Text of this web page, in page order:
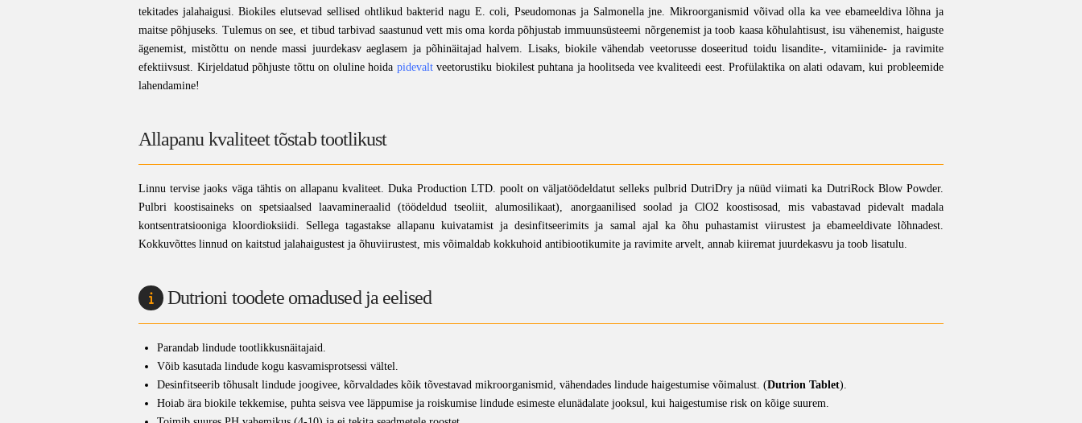
tekitades jalahaigusi. Biokiles elutsevad sellised ohtlikud bakterid nagu E. coli, Pseudomonas ja Salmonella jne. Mikroorganismid võivad olla ka vee ebameeldiva lõhna ja
maitse põhjuseks. Tulemus on see, et tibud tarbivad saastunud vett mis oma korda põhjustab immuunsüsteemi nõrgenemist ja toob kaasa kõhulahtisust, isu vähenemist, haiguste
ägenemist, mistõttu on nende massi juurdekasv aeglasem ja põhinäitajad halvem. Lisaks, biokile vähendab veetorusse doseeritud toidu lisandite-, vitamiinide- ja ravimite
efektiivsust. Kirjeldatud põhjuste tõttu on oluline hoida pidevaltveetorustiku biokilest puhtana ja hoolitseda vee kvaliteedi eest. Profülaktika on alati odavam, kui probleemide
lahendamine!
Allapanu kvaliteet tõstab tootlikust
Linnu tervise jaoks väga tähtis on allapanu kvaliteet. Duka Production LTD. poolt on väljatöödeldatut selleks pulbrid DutriDry ja nüüd viimati ka DutriRock Blow Powder.
Pulbri koostisaineks on spetsiaalsed laavamineraalid (töödeldud tseoliit, alumosilikaat), anorgaanilised soolad ja ClO2 koostisosad, mis vabastavad pidevalt madala
kontsentratsiooniga kloordioksiidi. Sellega tagastakse allapanu kuivatamist ja desinfitseerimits ja samal ajal ka õhu puhastamist viirustest ja ebameeldivate lõhnadest.
Kokkuvõttes linnud on kaitstud jalahaigustest ja õhuviirustest, mis võimaldab kokkuhoid antibiootikumite ja ravimite arvelt, annab kiiremat juurdekasvu ja toob lisatulu.
Dutrioni toodete omadused ja eelised
Parandab lindude tootlikkusnäitajaid.
Võib kasutada lindude kogu kasvamisprotsessi vältel.
Desinfitseerib tõhusalt lindude joogivee, kõrvaldades kõik tõvestavad mikroorganismid, vähendades lindude haigestumise võimalust. (Dutrion Tablet).
Hoiab ära biokile tekkemise, puhta seisva vee läppumise ja roiskumise lindude esimeste elunädalate jooksul, kui haigestumise risk on kõige suurem.